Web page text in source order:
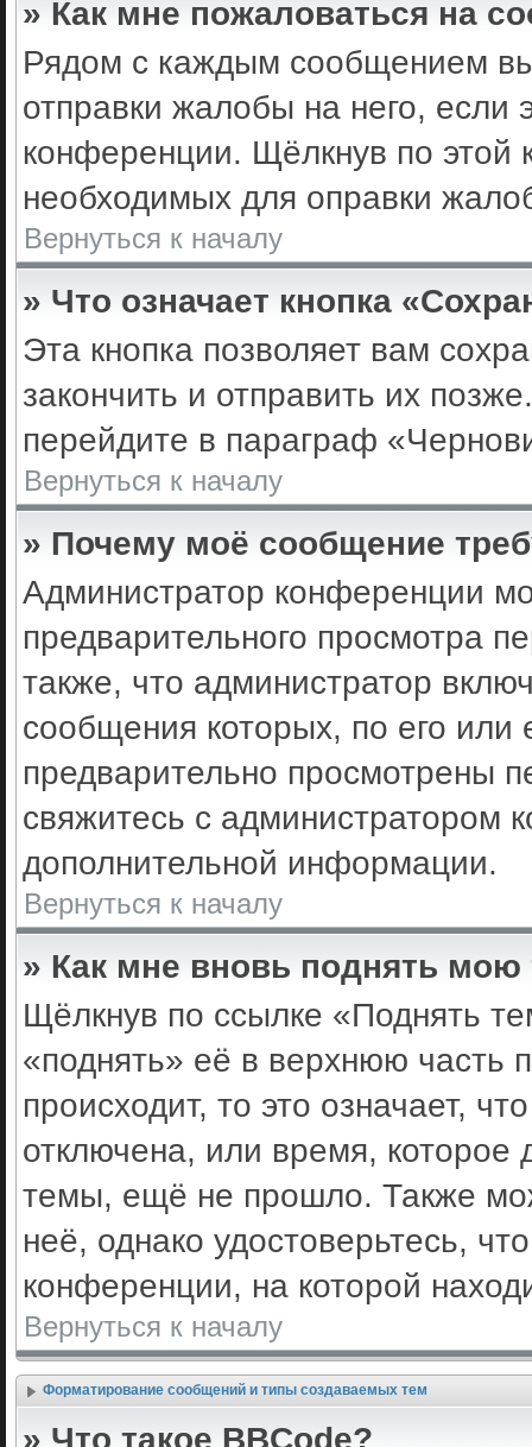
» Как мне пожаловаться на
Рядом с каждым сообщением вы
отправки жалобы на него,
конференции. Щёлкнув по этой
необходимых для оправки
Вернуться к началу
» Что означает кнопка
Эта кнопка позволяет вам
закончить и отправить их
перейдите в параграф
Вернуться к началу
» Почему моё сообщение
Администратор конференции
предварительного просмотра
также, что администратор
сообщения которых, по его
предварительно просмотрены
свяжитесь с администратором
дополнительной информации.
Вернуться к началу
» Как мне вновь поднять мою
Щёлкнув по ссылке «Поднять
«поднять» её в верхнюю часть
происходит, то это означает,
отключена, или время, которое
темы, ещё не прошло. Также
неё, однако удостоверьтесь,
конференции, на которой
Вернуться к началу
Форматирование сообщений и типы создаваемых тем
» Что такое BBCode?